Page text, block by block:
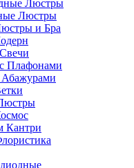
Люстры
Люстры
и Бра
Плафонами
Кантри